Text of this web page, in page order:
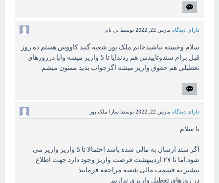
دارای دیدگاه مارس 22, 2022 توسط بی نام
سلام وخسته نباشیدخانم ملک پور شعبه گنبد کاووس هستم ده روز
قبل برام سندوتاییدش هم زدندایا تا 5 واریز میشه وایا درروزهای
تعطیلی هم حقوق واریز میشه اگرجواب بدید ممنون میشم
دارای دیدگاه مارس 22, 2022 توسط سارا ملک پور
با سلام
اگر سند ارسال به مالی شده باشد احتمالا تا ۵ واریز واریز می
شود.اما تا ۲۷ اردیبهشت فرصت واریز وجود دارد.جهت اطلاع
بیشتر به قسمت مالی شعبه مراجعه فرمایید
در روزهای تعطیل واریزی نداریم.